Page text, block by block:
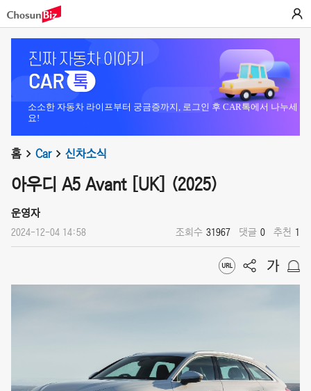
소소한 자동차 라이프부터 궁금증까지, 로그인 후 CAR톡에서 나누세
요!
홈 Car 신차소식
아우디 A5 Avant [UK] (2025)
운영자
2024-12-04 14:58 조회수 31967 댓글 0 추천 1